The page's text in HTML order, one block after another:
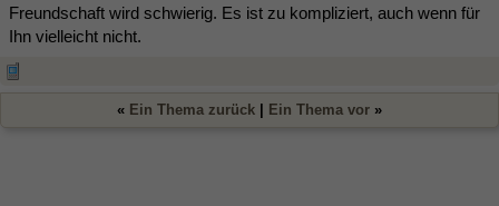
Freundschaft wird schwierig. Es ist zu kompliziert, auch wenn für
Ihn vielleicht nicht.
« Ein Thema zurück Ein Thema vor »